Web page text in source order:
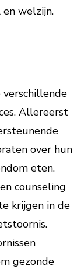
welzijn.
verschillende
Allereerst
over hun
eten.
counseling
krijgen in de
gezonde